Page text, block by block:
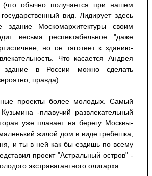
обычно получается при нашем
вид. Лидирует здесь
Москомархитектуры своим
весьма респектабельное "даже
но он тяготеет к зданию-
Что касается Андрея
в России можно сделать
правда).
проекты более молодых. Самый
-плавучий развлекательный
уже плавает на берегу Москвы-
жилой дом в виде гребешка,
и ты в ней как бы ездишь по всему
проект "Астральный остров" -
экстравагантного олигарха.